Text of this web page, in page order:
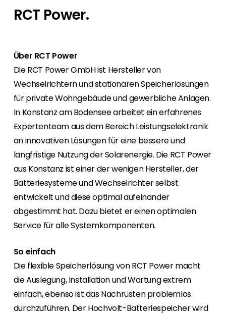
Service-Anbieter für Ihre Kunden.
Wir sind gerne unterwegs, also finden Sie
heraus, wo Sie sich uns anschließen können,
Bei uns haben Sie von Anfang an den
persönlichen Kontakt zu allen Abteilungen und
Segen Team
Lernen Sie unsere PV-Experten kennen.
Kunden-Portal
Unser Kunden-Portal bietet 24/7 Live-Preise,
Blog
Bleiben Sie auf dem Laufenden mit
branchenführenden Neuigkeiten von Segen.
Hier erfahren Sie es zuerst!
Sie suchen nach einem Job in der
Erneuerbaren Energie Branche? Dann sind Sie
Hauseigentümer
Wenn Sie auf der Suche nach wichtigen
Produkt- und Brancheninformationen sind,
werden Sie bei uns fündig.
Segen Fachpartner aus Ihrer Region.
Sie sind ein PV-Profi? Dann werden Sie noch
heute Segen Partner und profitieren Sie von
unseren Vorteilen!
Finden Sie einen PV-Installateur in Ihrer
Region
Sie sind Privatkunde und sind auf der Suche
nach einem passenden PV-Installateur? Dann
sind Sie bei uns genau richtig.
RCT Power.
Über RCT Power
Die RCT Power GmbH ist Hersteller von
Wechselrichtern und stationären Speicherlösungen
für private Wohngebäude und gewerbliche Anlagen.
In Konstanz am Bodensee arbeitet ein erfahrenes
Expertenteam aus dem Bereich Leistungselektronik
an innovativen Lösungen für eine bessere und
langfristige Nutzung der Solarenergie. Die RCT Power
aus Konstanz ist einer der wenigen Hersteller, der
Batteriesysteme und Wechselrichter selbst
entwickelt und diese optimal aufeinander
abgestimmt hat. Dazu bietet er einen optimalen
Service für alle Systemkomponenten.
So einfach
Die flexible Speicherlösung von RCT Power macht
die Auslegung, Installation und Wartung extrem
einfach, ebenso ist das Nachrüsten problemlos
durchzuführen. Der Hochvolt-Batteriespeicher wird